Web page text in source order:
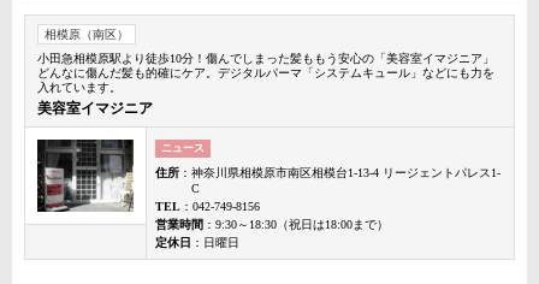
相模原（南区）
小田急相模原駅より徒歩10分！傷んでしまった髪ももう安心の「美容室イマジニア」
どんなに傷んだ髪も的確にケア。デジタルパーマ「システムキュール」などにも力を
入れています。
美容室イマジニア
ニュース
住所 ：神奈川県相模原市南区相模台1-13-4 リージェントパレス1-
C
TEL ：042-749-8156
営業時間 ：9:30～18:30（祝日は18:00まで）
定休日 ：日曜日